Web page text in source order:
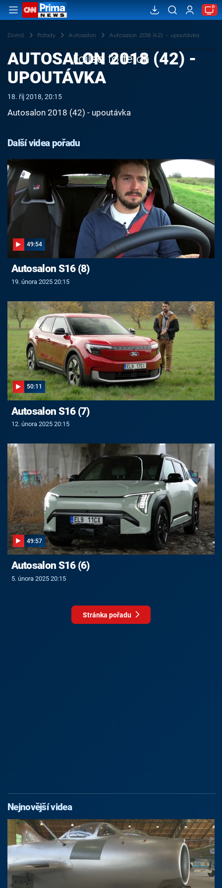
Domů Pořady Autosalon Autosalon 2018 (42) - upoutávka
Failed to fetch
AUTOSALON 2018 (42) -
UPOUTÁVKA
18. říj 2018, 20:15
Autosalon 2018 (42) - upoutávka
Další videa pořadu
49:54
Autosalon S16 (8)
19. února 2025 20:15
50:11
Autosalon S16 (7)
12. února 2025 20:15
49:57
Autosalon S16 (6)
5. února 2025 20:15
Stránka pořadu
Nejnovější videa